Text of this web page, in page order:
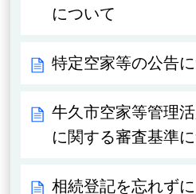
について
特定空家等の公告
牛久市空家等管理
に関する審査基準
相続登記を忘れず